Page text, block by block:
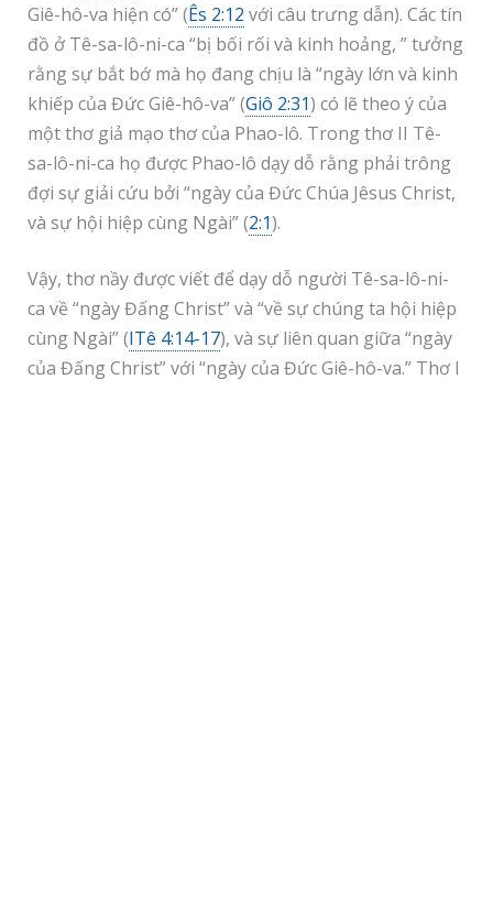
Giê-hô-va hiện có” (Ês 2:12 với câu trưng dẫn). Các tín
đồ ở Tê-sa-lô-ni-ca “bị bối rối và kinh hoảng, ” tưởng
rằng sự bắt bớ mà họ đang chịu là “ngày lớn và kinh
khiếp của Đức Giê-hô-va” (Giô 2:31) có lẽ theo ý của
một thơ giả mạo thơ của Phao-lô. Trong thơ II Tê-
sa-lô-ni-ca họ được Phao-lô dạy dỗ rằng phải trông
đợi sự giải cứu bởi “ngày của Đức Chúa Jêsus Christ,
và sự hội hiệp cùng Ngài” (2:1).
Vậy, thơ nầy được viết để dạy dỗ người Tê-sa-lô-ni-
ca về “ngày Đấng Christ” và “về sự chúng ta hội hiệp
cùng Ngài” (ITê 4:14-17), và sự liên quan giữa “ngày
của Đấng Christ” với “ngày của Đức Giê-hô-va.” Thơ I